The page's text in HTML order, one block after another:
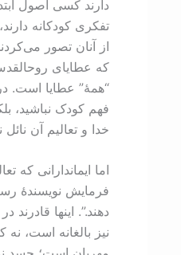
دارند کسی اصول
تفکری کودکانه
که عطایای
“همۀ” عطایا است.
خدا و تعالیم آن نائل
اما ایماندارانی
فرمایش نویسندۀ
دهند.”. اینها
نیز بالغانه است،